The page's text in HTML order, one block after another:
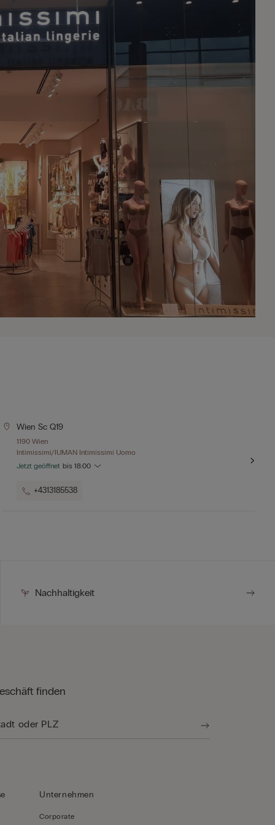
Wien Sc Q19
1190 Wien
Intimissimi/IUMAN Intimissimi Uomo
Jetzt geöffnet bis 18:00
+4313185538
Nachhaltigkeit
finden
Unternehmen
Corporate